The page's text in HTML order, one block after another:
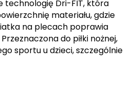
technologię Dri-FIT, która
materiału, gdzie
na plecach poprawia
do piłki nożnej,
sportu u dzieci, szczególnie